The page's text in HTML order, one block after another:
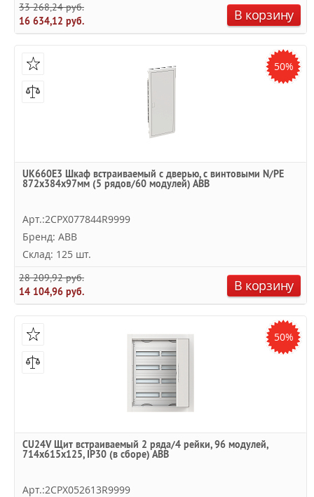
33 268,24 руб.
16 634,12 руб.
В корзину
50%
UK660E3 Шкаф встраиваемый с дверью, с винтовыми N/PE
872х384х97мм (5 рядов/60 модулей) АВВ
Арт.:2CPX077844R9999
Бренд: ABB
Склад: 125 шт.
28 209,92 руб.
14 104,96 руб.
В корзину
50%
CU24V Щит встраиваемый 2 ряда/4 рейки, 96 модулей,
714х615х125, IP30 (в сборе) ABB
Арт.:2CPX052613R9999